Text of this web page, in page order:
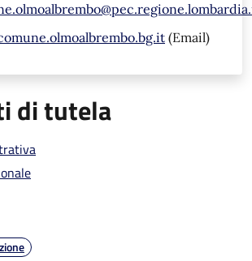
(Email)
di tutela